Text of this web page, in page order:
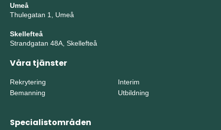
Umeå
Thulegatan 1, Umeå
Skellefteå
Strandgatan 48A, Skellefteå
Våra tjänster
Rekrytering
Bemanning
Interim
Utbildning
Specialistområden